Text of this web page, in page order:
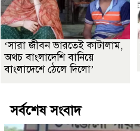
‘সারা জীবন ভারতেই কাটালাম,
অথচ বাংলাদেশি বানিয়ে
বাংলাদেশে ঠেলে দিলো’
সর্বশেষ সংবাদ